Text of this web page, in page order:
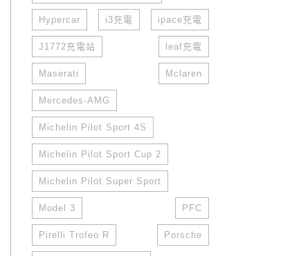
Hypercar i3充電 ipace充電
J1772充電站 leaf充電
Maserati Mclaren
Mercedes-AMG
Michelin Pilot Sport 4S
Michelin Pilot Sport Cup 2
Michelin Pilot Super Sport
Model 3 PFC
Pirelli Trofeo R Porsche